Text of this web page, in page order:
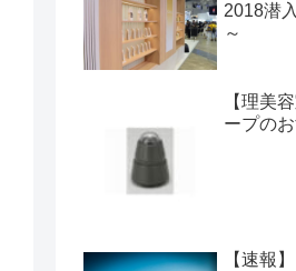
2018潜
～
【理美
ープの
【速報